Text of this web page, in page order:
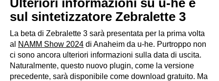
sul sintetizzatore Zebralette 3
La beta di Zebralette 3 sarà presentata per la prima volta
al
NAMM Show 2024 di Anaheim da u-he. Purtroppo non
ci sono ancora ulteriori informazioni sulla data di uscita.
Naturalmente, questo nuovo plugin, come la versione
precedente, sarà disponibile come download gratuito. Ma